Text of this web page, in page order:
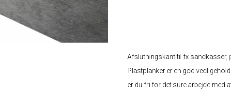
Afslutningskant til fx sandkasser,
Plastplanker er en god
er du fri for det sure arbejde med